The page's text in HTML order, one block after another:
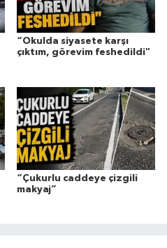
“Okulda siyasete karşı
çıktım, görevim feshedildi"
“Çukurlu caddeye çizgili
makyaj”